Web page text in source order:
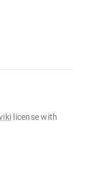
license with